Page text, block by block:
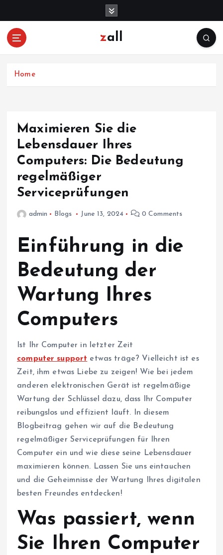
zall
Home
Maximieren Sie die
Lebensdauer Ihres
Computers: Die Bedeutung
regelmäßiger
Serviceprüfungen
admin Blogs June 13, 2024 0 Comments
Einführung in die
Bedeutung der
Wartung Ihres
Computers
Ist Ihr Computer in letzter Zeit
computer support etwas träge? Vielleicht ist es
Zeit, ihm etwas Liebe zu zeigen! Wie bei jedem
anderen elektronischen Gerät ist regelmäßige
Wartung der Schlüssel dazu, dass Ihr Computer
reibungslos und effizient läuft. In diesem
Blogbeitrag gehen wir auf die Bedeutung
regelmäßiger Serviceprüfungen für Ihren
Computer ein und wie diese seine Lebensdauer
maximieren können. Lassen Sie uns eintauchen
und die Geheimnisse der Wartung Ihres digitalen
besten Freundes entdecken!
Was passiert, wenn
Sie Ihren Computer